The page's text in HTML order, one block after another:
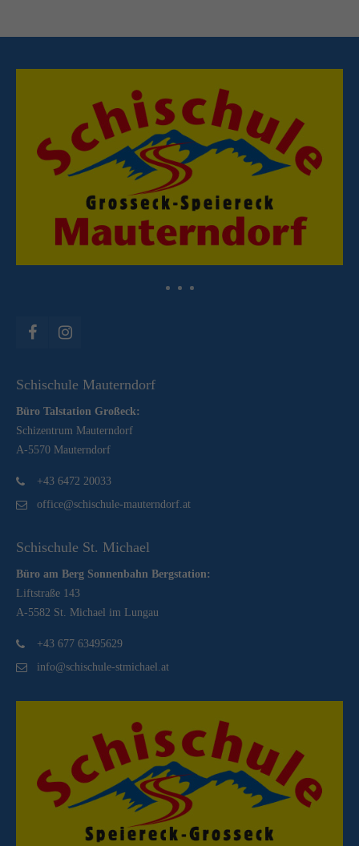
Schischule Mauterndorf
Büro Talstation Großeck:
Schizentrum Mauterndorf
A-5570 Mauterndorf
+43 6472 20033
office@schischule-mauterndorf.at
Schischule St. Michael
Büro am Berg Sonnenbahn Bergstation:
Liftstraße 143
A-5582 St. Michael im Lungau
+43 677 63495629
info@schischule-stmichael.at